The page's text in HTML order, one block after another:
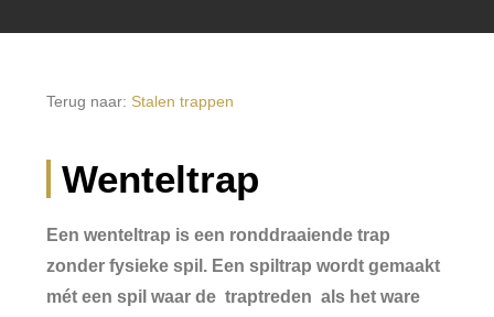
Terug naar: Stalen trappen
Wenteltrap
Een wenteltrap is een ronddraaiende trap
zonder fysieke spil. Een spiltrap wordt gemaakt
mét een spil waar de traptreden als het ware